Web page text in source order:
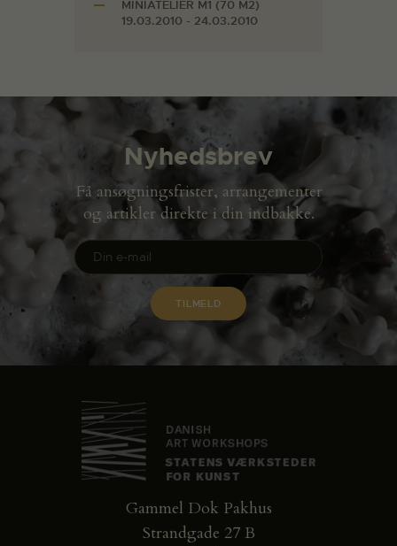
MINIATELIER M1 (70 M2)
19.03.2010 - 24.03.2010
Nyhedsbrev
Få ansøgningsfrister, arrangementer
og artikler direkte i din indbakke.
Gammel Dok Pakhus
Strandgade 27 B